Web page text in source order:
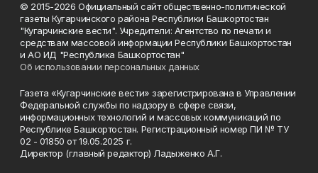
© 2015-2026 Официальный сайт общественно-политической
газеты Кугарчинского района Республики Башкортостан
"Кугарчинские вести". Учредители: Агентство по печати и
средствам массовой информации Республики Башкортостан
и АО ИД "Республика Башкортостан"
Об использовании персональных данных
Газета «Кугарчинские вести» зарегистрирована в Управлении
Федеральной службы по надзору в сфере связи,
информационных технологий и массовых коммуникаций по
Республике Башкортостан. Регистрационный номер ПИ № ТУ
02 - 01850 от 19.05.2025 г.
Директор (главный редактор) Ладыженко А.Г.